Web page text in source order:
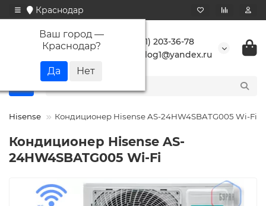
Краснодар
Ваш город —
Краснодар?
+7 (861) 203-36-78
buranlog1@yandex.ru
Hisense Кондиционер Hisense AS-24HW4SBATG005 Wi-Fi
Кондиционер Hisense AS-
24HW4SBATG005 Wi-Fi